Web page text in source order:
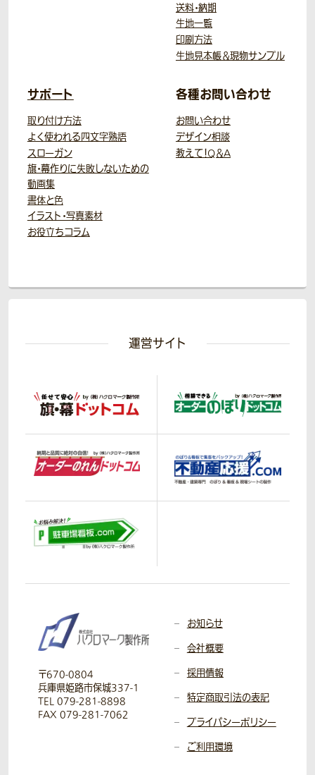
送料・納期
生地一覧
印刷方法
生地見本帳＆現物サンプル
サポート
取り付け方法
よく使われる四文字熟語
スローガン
旗・幕作りに失敗しないための
動画集
書体と色
イラスト・写真素材
お役立ちコラム
各種お問い合わせ
お問い合わせ
デザイン相談
教えて！Q＆A
運営サイト
〒670-0804
兵庫県姫路市保城337-1
TEL 079-281-8898
FAX 079-281-7062
お知らせ
会社概要
採用情報
特定商取引法の表記
プライバシーポリシー
ご利用環境